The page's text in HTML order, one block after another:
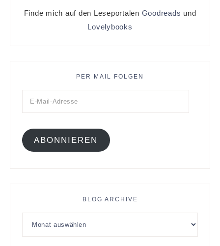
Finde mich auf den Leseportalen Goodreads und
Lovelybooks
PER MAIL FOLGEN
ABONNIEREN
BLOG ARCHIVE